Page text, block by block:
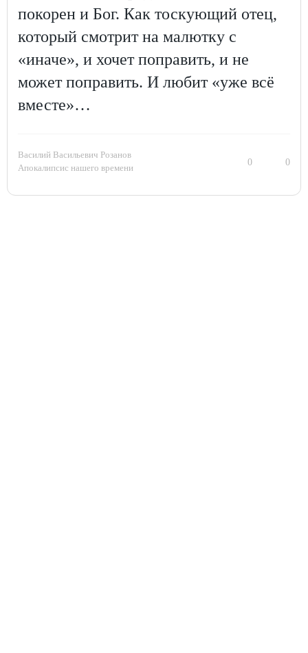
покорен и Бог. Как тоскующий отец,
который смотрит на малютку с
«иначе», и хочет поправить, и не
может поправить. И любит «уже всё
вместе»…
Василий Васильевич Розанов
Апокалипсис нашего времени
0 0